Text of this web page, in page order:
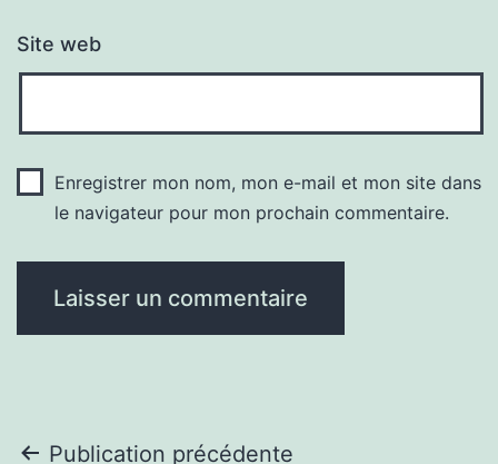
Site web
Enregistrer mon nom, mon e-mail et mon site dans
le navigateur pour mon prochain commentaire.
Publication précédente